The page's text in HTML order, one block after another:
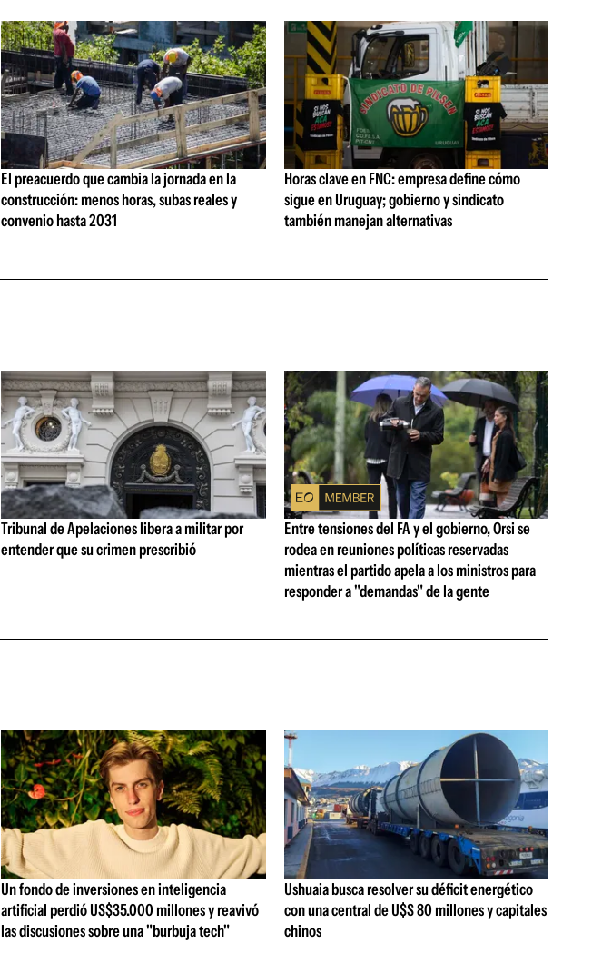
El preacuerdo que cambia la jornada en la
construcción: menos horas, subas reales y
convenio hasta 2031
Horas clave en FNC: empresa define cómo
sigue en Uruguay; gobierno y sindicato
también manejan alternativas
Tribunal de Apelaciones libera a militar por
entender que su crimen prescribió
Entre tensiones del FA y el gobierno, Orsi se
rodea en reuniones políticas reservadas
mientras el partido apela a los ministros para
responder a "demandas" de la gente
Un fondo de inversiones en inteligencia
artificial perdió US$35.000 millones y reavivó
las discusiones sobre una "burbuja tech"
Ushuaia busca resolver su déficit energético
con una central de U$S 80 millones y capitales
chinos